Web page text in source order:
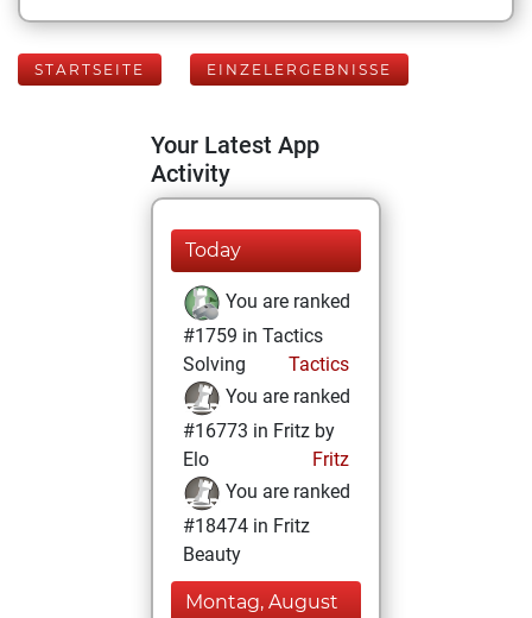
STARTSEITE EINZELERGEBNISSE
Your Latest App
Activity
Today
You are ranked
#1759 in Tactics
Solving
Tactics
You are ranked
#16773 in Fritz by
Elo
Fritz
You are ranked
#18474 in Fritz
Beauty
Montag, August